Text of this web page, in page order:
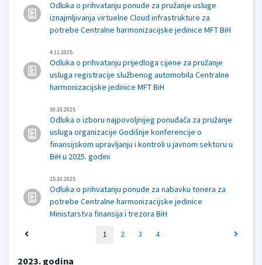
Odluka o prihvatanju ponude za pružanje usluge
iznajmljivanja virtuelne Cloud infrastrukture za
potrebe Centralne harmonizacijske jedinice MFT BiH
4.11.2025
Odluka o prihvatanju prijedloga cijene za pružanje
usluga registracije službenog automobila Centralne
harmonizacijske jedinice MFT BiH
30.10.2025
Odluka o izboru najpovoljnijeg ponuđača za pružanje
usluga organizacije Godišnje konferencije o
finansijskom upravljanju i kontroli u javnom sektoru u
BiH u 2025. godini
15.10.2025
Odluka o prihvatanju ponude za nabavku tonera za
potrebe Centralne harmonizacijske jedinice
Ministarstva finansija i trezora BiH
1
2 3 4
2023. godina